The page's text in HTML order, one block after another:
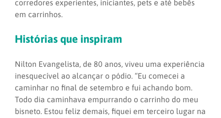
corredores experientes, iniciantes, pets e até bebês
em carrinhos.
Histórias que inspiram
Nilton Evangelista, de 80 anos, viveu uma experiência
inesquecível ao alcançar o pódio. “Eu comecei a
caminhar no final de setembro e fui achando bom.
Todo dia caminhava empurrando o carrinho do meu
bisneto. Estou feliz demais, fiquei em terceiro lugar na